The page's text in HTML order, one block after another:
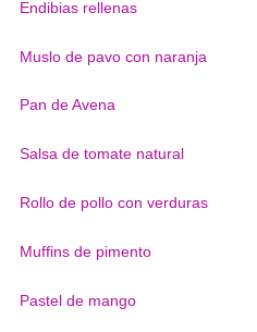
Endibias rellenas
Muslo de pavo con naranja
Pan de Avena
Salsa de tomate natural
Rollo de pollo con verduras
Muffins de pimento
Pastel de mango